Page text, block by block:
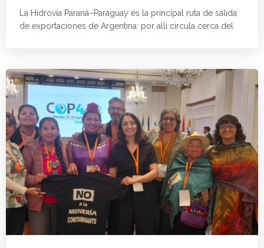
La Hidrovía Paraná–Paraguay es la principal ruta de salida
de exportaciones de Argentina: por allí circula cerca del